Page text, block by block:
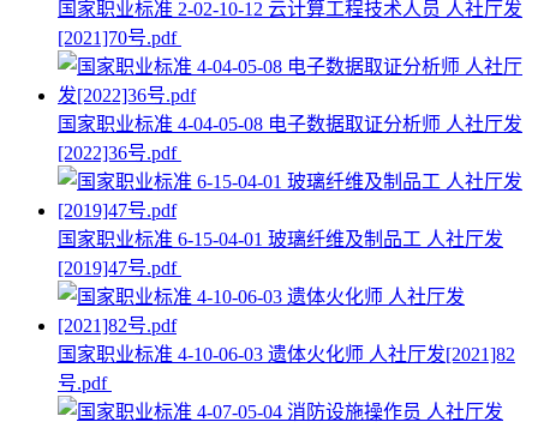
国家职业标准 2-02-10-12 云计算工程技术人员 人社厅发
[2021]70号.pdf
国家职业标准 4-04-05-08 电子数据取证分析师 人社厅发
[2022]36号.pdf
国家职业标准 6-15-04-01 玻璃纤维及制品工 人社厅发
[2019]47号.pdf
国家职业标准 4-10-06-03 遗体火化师 人社厅发[2021]82
号.pdf